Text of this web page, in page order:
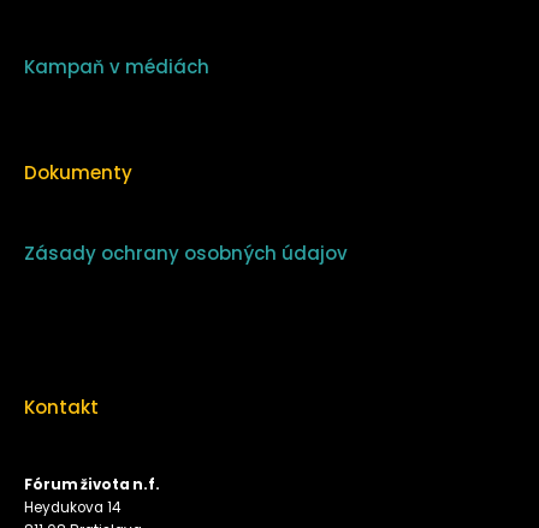
Kampaň v médiách
Dokumenty
Zásady ochrany osobných údajov
Kontakt
Fórum života n.f.
Heydukova 14